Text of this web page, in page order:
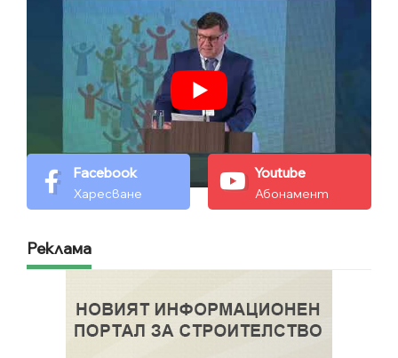
Facebook
Харесване
Youtube
Абонамент
Реклама